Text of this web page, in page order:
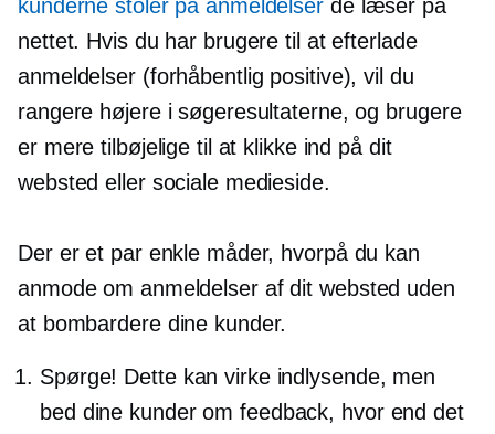
kunderne stoler på anmeldelser de læser på
nettet. Hvis du har brugere til at efterlade
anmeldelser (forhåbentlig positive), vil du
rangere højere i søgeresultaterne, og brugere
er mere tilbøjelige til at klikke ind på dit
websted eller sociale medieside.
Der er et par enkle måder, hvorpå du kan
anmode om anmeldelser af dit websted uden
at bombardere dine kunder.
Spørge! Dette kan virke indlysende, men
bed dine kunder om feedback, hvor end det